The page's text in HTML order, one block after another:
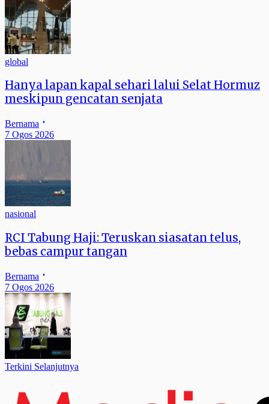
global
Hanya lapan kapal sehari lalui Selat Hormuz
meskipun gencatan senjata
Bernama
7 Ogos 2026
nasional
RCI Tabung Haji: Teruskan siasatan telus,
bebas campur tangan
Bernama
7 Ogos 2026
Terkini Selanjutnya